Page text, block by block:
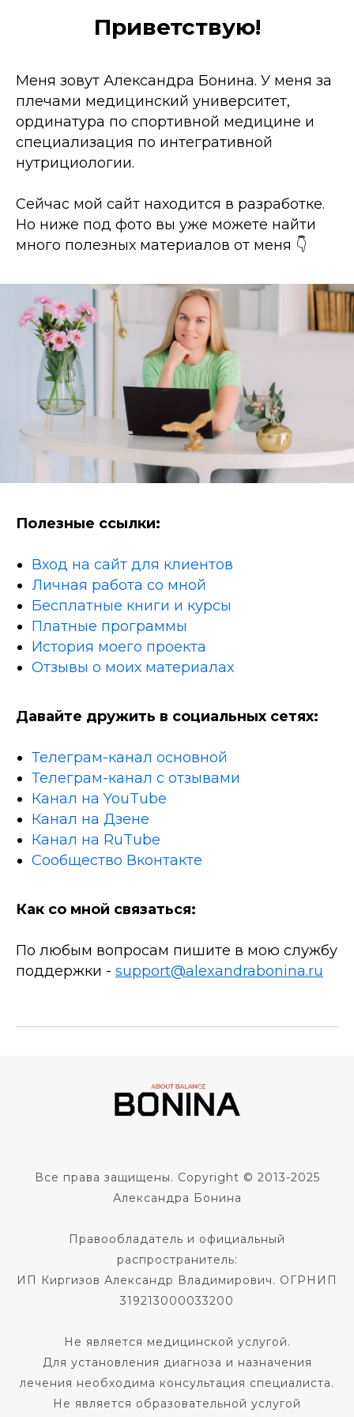
Приветствую!
Меня зовут Александра Бонина. У меня за
плечами медицинский университет,
ординатура по спортивной медицине и
специализация по интегративной
нутрициологии.
Сейчас мой сайт находится в разработке.
Но ниже под фото вы уже можете найти
много полезных материалов от меня 👇
Полезные ссылки:
Вход на сайт для клиентов
Личная работа со мной
Бесплатные книги и курсы
Платные программы
История моего проекта
Отзывы о моих материалах
Давайте дружить в социальных сетях:
Телеграм-канал основной
Телеграм-канал с отзывами
Канал на YouTube
Канал на Дзене
Канал на RuTube
Сообщество Вконтакте
Как со мной связаться:
По любым вопросам пишите в мою службу
поддержки - support@alexandrabonina.ru
Все права защищены. Copyright © 2013-2025
Александра Бонина
Правообладатель и официальный
распространитель:
ИП Киргизов Александр Владимирович. ОГРНИП
319213000033200
Не является медицинской услугой.
Для установления диагноза и назначения
лечения необходима консультация специалиста.
Не является образовательной услугой